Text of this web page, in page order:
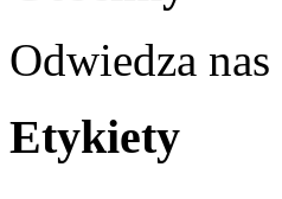
Odwiedza
Etykiety